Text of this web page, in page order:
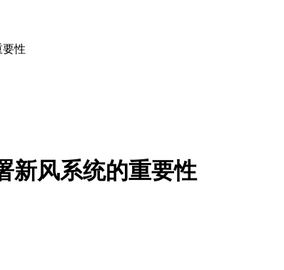
性
新风系统的重要性